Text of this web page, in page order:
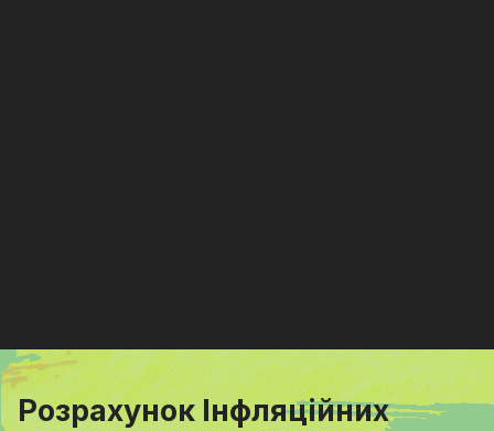
Розрахунок Інфляційних